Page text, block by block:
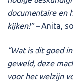
documentaire en
kijken!” –Anita,
“Wat is dit goed
geweld, deze
voor het welzijn